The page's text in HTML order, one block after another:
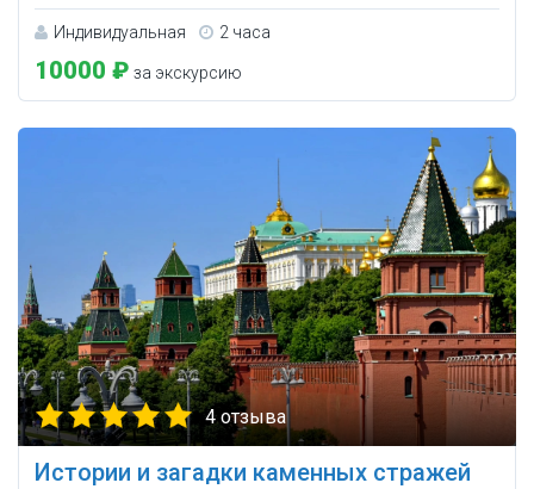
Индивидуальная 2 часа
10000 ₽ за экскурсию
4 отзыва
Истории и загадки каменных стражей